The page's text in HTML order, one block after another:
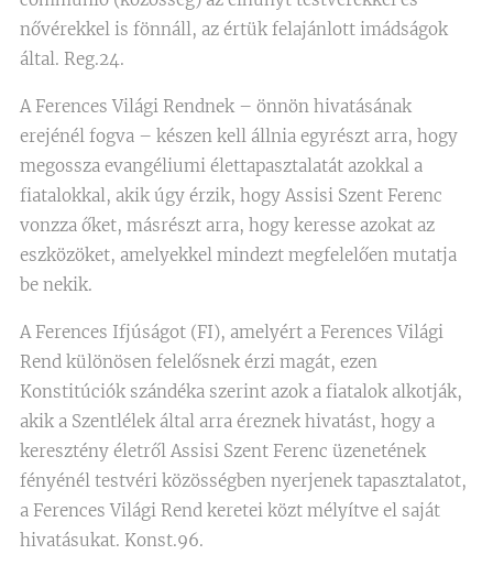
nővérekkel is fönnáll, az értük felajánlott imádságok
által. Reg.24.
A Ferences Világi Rendnek – önnön hivatásának
erejénél fogva – készen kell állnia egyrészt arra, hogy
megossza evangéliumi élettapasztalatát azokkal a
fiatalokkal, akik úgy érzik, hogy Assisi Szent Ferenc
vonzza őket, másrészt arra, hogy keresse azokat az
eszközöket, amelyekkel mindezt megfelelően mutatja
be nekik.
A Ferences Ifjúságot (FI), amelyért a Ferences Világi
Rend különösen felelősnek érzi magát, ezen
Konstitúciók szándéka szerint azok a fiatalok alkotják,
akik a Szentlélek által arra éreznek hivatást, hogy a
keresztény életről Assisi Szent Ferenc üzenetének
fényénél testvéri közösségben nyerjenek tapasztalatot,
a Ferences Világi Rend keretei közt mélyítve el saját
hivatásukat. Konst.96.